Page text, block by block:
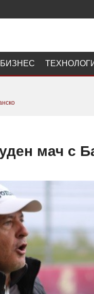
БИЗНЕС
мач с